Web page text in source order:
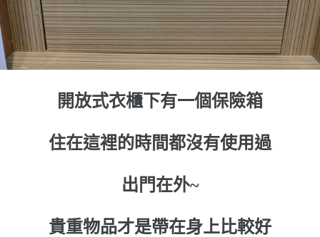
開放式衣櫃下有一個保險箱
住在這裡的時間都沒有使用過
出門在外~
貴重物品才是帶在身上比較好